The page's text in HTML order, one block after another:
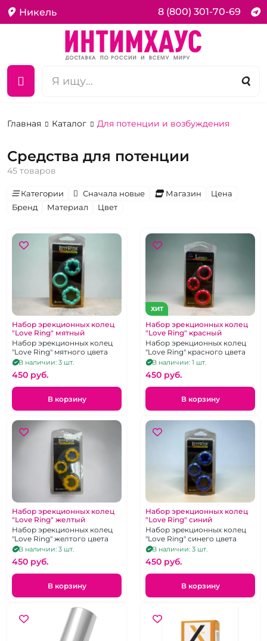
Никель 8 (800) 301-70-69
Главная Каталог Для потенции и возбуждения
Средства для потенции
45 товаров
Категории Сначала новые Магазин
Цена
Бренд
Материал Цвет
Набор эрекционных колец
"Love Ring" мятный
Набор эрекционных колец
"Love Ring" мятного цвета
В наличии: 3 шт.
450 pуб.
В корзину
ХИТ
Набор эрекционных колец
"Love Ring" красный
Набор эрекционных колец
"Love Ring" красного цвета
В наличии: 1 шт.
450 pуб.
В корзину
Набор эрекционных колец
"Love Ring" желтый
Набор эрекционных колец
"Love Ring" желтого цвета
В наличии: 3 шт.
450 pуб.
В корзину
Набор эрекционных колец
"Love Ring" синий
Набор эрекционных колец
"Love Ring" синего цвета
В наличии: 3 шт.
450 pуб.
В корзину